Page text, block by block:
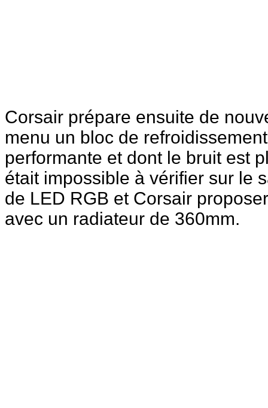
Corsair prépare ensuite de
menu un bloc de
performante et dont le bruit est
était impossible à vérifier sur le
de LED RGB et Corsair
avec un radiateur de 360mm.